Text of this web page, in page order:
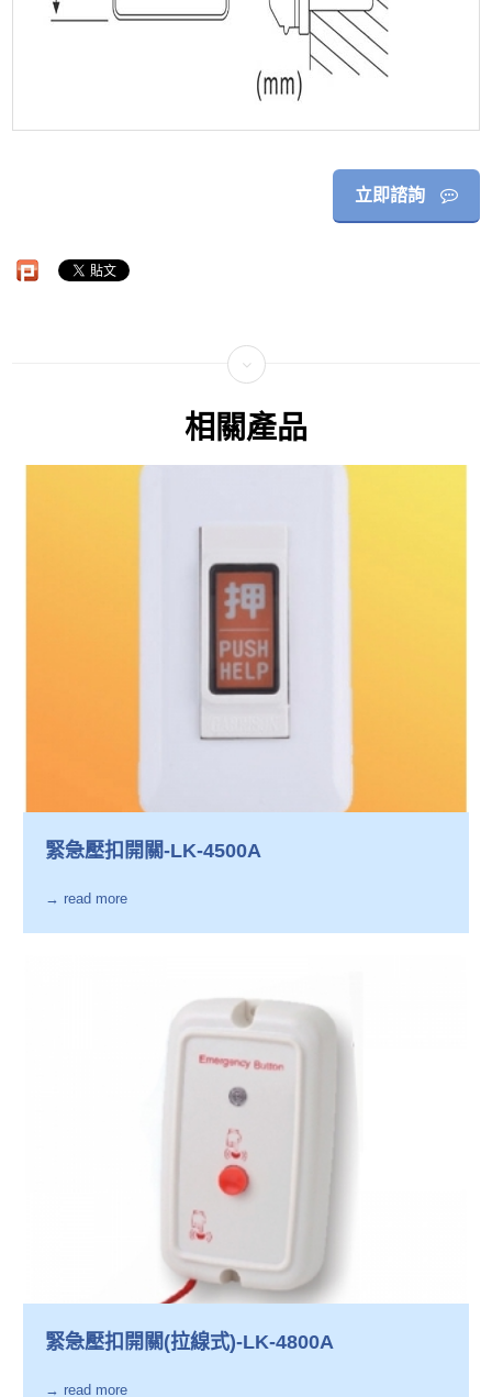
立即諮詢
相關產品
緊急壓扣開關-LK-4500A
→ read more
緊急壓扣開關(拉線式)-LK-4800A
→ read more